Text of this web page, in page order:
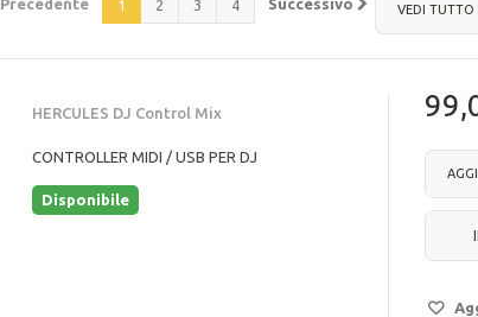
VEDI TUTTO
1 2 3 4
HERCULES DJ Control Mix
CONTROLLER MIDI / USB PER DJ
Disponibile